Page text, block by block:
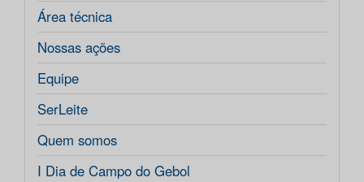
Área técnica
Nossas ações
Equipe
SerLeite
Quem somos
I Dia de Campo do Gebol